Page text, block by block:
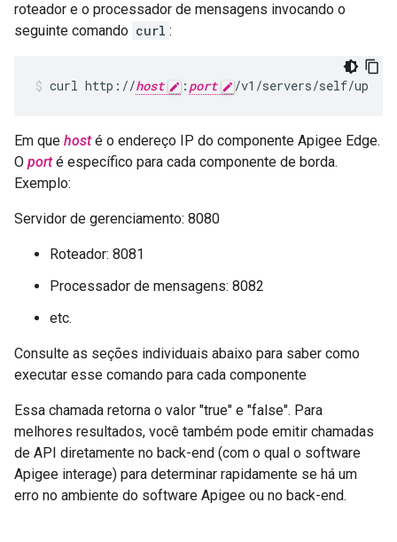
roteador e o processador de mensagens invocando o
seguinte comando curl :
curl http://host : port /v1/servers/self/up
Em que hosté o endereço IP do componente Apigee Edge.
O porté específico para cada componente de borda.
Exemplo:
Servidor de gerenciamento: 8080
Roteador: 8081
Processador de mensagens: 8082
etc.
Consulte as seções individuais abaixo para saber como
executar esse comando para cada componente
Essa chamada retorna o valor "true" e "false". Para
melhores resultados, você também pode emitir chamadas
de API diretamente no back-end (com o qual o software
Apigee interage) para determinar rapidamente se há um
erro no ambiente do software Apigee ou no back-end.